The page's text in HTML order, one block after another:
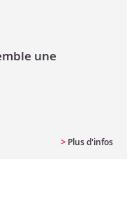
une
> Plus d'infos